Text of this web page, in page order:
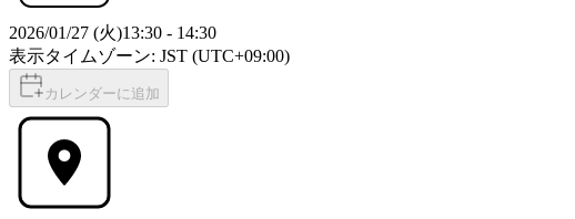
2026/01/27 (火)13:30 - 14:30
表示タイムゾーン: JST (UTC+09:00)
カレンダーに追加